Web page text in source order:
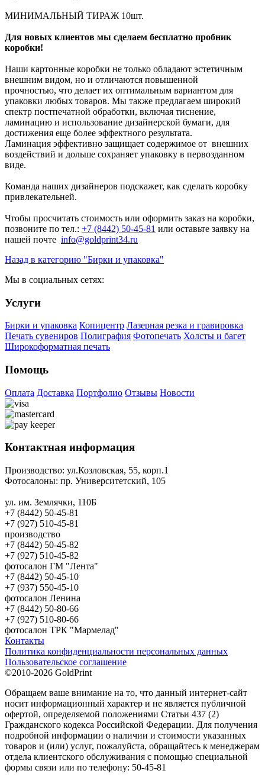
МИНИМАЛЬНЫЙ ТИРАЖ 10шт.
Для новых клиентов мы сделаем бесплатно пробник
коробки!
Наши картонные коробки не только обладают эстетичным
внешним видом, но и отличаются повышенной
прочностью, что делает их оптимальным вариантом для
упаковки любых товаров. Мы также предлагаем широкий
спектр постпечатной обработки, включая тиснение,
ламинацию и использование дизайнерской бумаги, для
достижения еще более эффектного результата.
Ламинация эффективно защищает содержимое от внешних
воздействий и дольше сохраняет упаковку в первозданном
виде.
Команда наших дизайнеров подскажет, как сделать коробку
привлекательней.
Чтобы просчитать стоимость или оформить заказ на коробки,
позвоните по тел.: +7 (8442) 50-45-81 или оставьте заявку на
нашей почте info@goldprint34.ru
Назад в категорию "Бирки и упаковка"
Мы в социальных сетях:
Услуги
Бирки и упаковка Копицентр Лазерная резка и гравировка
Печать сувениров Полиграфия Фотопечать Холсты и багет
Широкоформатная печать
Помощь
Оплата Доставка Портфолио Отзывы Новости
Контактная информация
Производство: ул.Козловская, 55, корп.1
Фотосалоны: пр. Университетский, 105
ул. им. Землячки, 110Б
+7 (8442) 50-45-81
+7 (927) 510-45-81
производство
+7 (8442) 50-45-82
+7 (927) 510-45-82
фотосалон ГМ "Лента"
+7 (8442) 50-45-10
+7 (937) 550-45-10
фотосалон Ленина
+7 (8442) 50-80-66
+7 (927) 510-80-66
фотосалон ТРК "Мармелад"
Контакты
Политика конфиденциальности персональных данных
Пользовательское соглашение
©2010-2026 GoldPrint
Обращаем ваше внимание на то, что данный интернет-сайт
носит информационный характер и не является публичной
офертой, определяемой положениями Статьи 437 (2)
Гражданского кодекса Российской Федерации. Для получения
подробной информации о наличии и стоимости указанных
товаров и (или) услуг, пожалуйста, обращайтесь к менеджерам
отдела клиентского обслуживания с помощью специальной
формы связи или по телефону: 50-45-81